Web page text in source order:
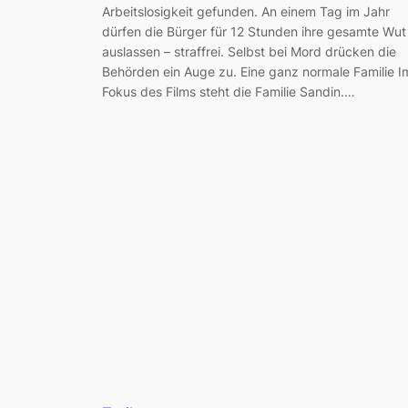
Arbeitslosigkeit gefunden. An einem Tag im Jahr
dürfen die Bürger für 12 Stunden ihre gesamte Wut
auslassen – straffrei. Selbst bei Mord drücken die
Behörden ein Auge zu. Eine ganz normale Familie
Fokus des Films steht die Familie Sandin.…